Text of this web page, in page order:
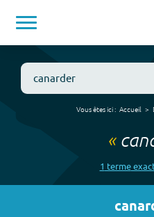
Vous êtes ici : Accueil
«
1 terme